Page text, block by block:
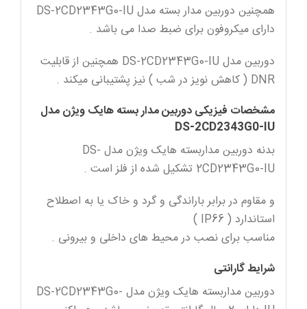
همچنین دوربین مدار بسته مدل DS-2CD2343G0-IU
دارای میکروفون برای ضبط صدا می باشد .
دوربین مدل DS-2CD2343G0-IU همچنین از قابلیت
DNR ( کاهش نویز در شب ) نیز پشتیبانی میکند .
مشخصات فیزیکی دوربین مدار بسته هایک ویژن مدل
DS-2CD2343G0-IU
بدنه دوربین مداربسته هایک ویژن مدل DS-
2CD2343G0-IU تشکیل شده از فلز است .
و مقاوم در برابر باراندگی و گرد و خاک یا به اصطلاح
استاندارد ( IP66 )
مناسب برای نصب در محیط های داخلی و بیرونی .
شرایط گارانتی
دوربین مداربسته هایک ویژن مدل DS-2CD2343G0-